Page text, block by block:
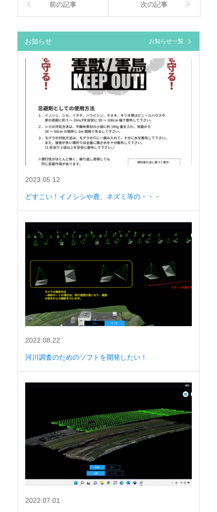
前の記事 次の記事
お知らせ お知らせ一覧
2023.05.12
どすこい！イノシシや鹿、ネズミ等の・・・
2022.08.22
河川調査のためのソフトを開発したい！
2022.07.01